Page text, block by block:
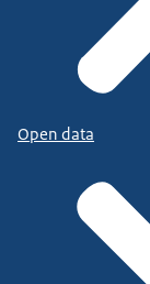
Open data